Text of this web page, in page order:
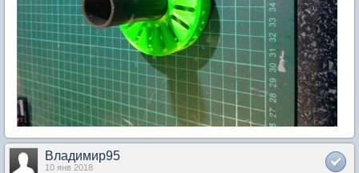
Владимир95
10 янв 2018